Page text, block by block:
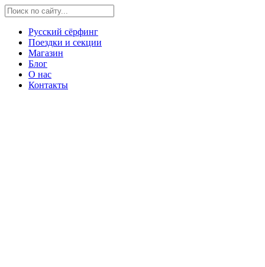
Русский сёрфинг
Поездки и секции
Магазин
Блог
О нас
Контакты